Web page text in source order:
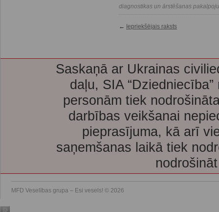
diagnostikas un ārstēšanas
← Iepriekšējais raksts
Saskaņā ar Ukrainas
daļu, SIA
personām tiek
darbības veikšanai
pieprasījuma, kā arī
saņemšanas laikā tiek
MFD Veselības grupa – Esi vesels! © 2026